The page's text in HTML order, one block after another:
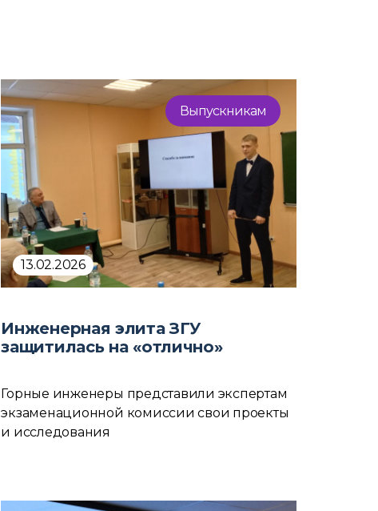
Выпускникам
13.02.2026
Инженерная элита ЗГУ
защитилась на «отлично»
Горные инженеры представили экспертам
экзаменационной комиссии свои проекты
и исследования